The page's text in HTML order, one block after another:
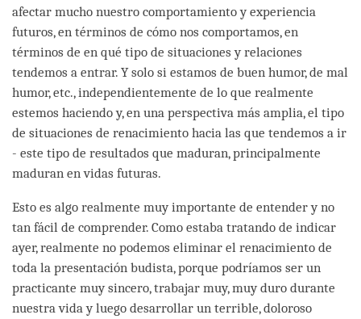
afectar mucho nuestro comportamiento y experiencia
futuros, en términos de cómo nos comportamos, en
términos de en qué tipo de situaciones y relaciones
tendemos a entrar. Y solo si estamos de buen humor, de mal
humor, etc., independientemente de lo que realmente
estemos haciendo y, en una perspectiva más amplia, el tipo
de situaciones de renacimiento hacia las que tendemos a ir
- este tipo de resultados que maduran, principalmente
maduran en vidas futuras.
Esto es algo realmente muy importante de entender y no
tan fácil de comprender. Como estaba tratando de indicar
ayer, realmente no podemos eliminar el renacimiento de
toda la presentación budista, porque podríamos ser un
practicante muy sincero, trabajar muy, muy duro durante
nuestra vida y luego desarrollar un terrible, doloroso